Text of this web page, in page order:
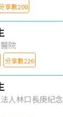
享數208
院
分享數226
人林口長庚紀念